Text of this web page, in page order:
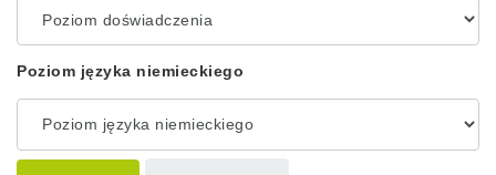
Poziom języka niemieckiego